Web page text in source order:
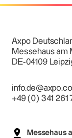
Axpo
Messehaus am
DE-04109
+49 (0) 341 261
Messehaus